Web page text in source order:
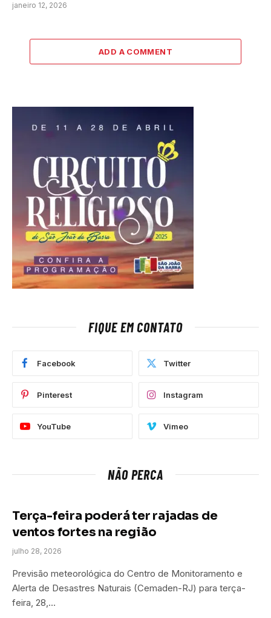
janeiro 12, 2026
ADD A COMMENT
FIQUE EM CONTATO
Facebook Twitter
Pinterest Instagram
YouTube Vimeo
NÃO PERCA
Terça-feira poderá ter rajadas de
ventos fortes na região
julho 28, 2026
Previsão meteorológica do Centro de Monitoramento e
Alerta de Desastres Naturais (Cemaden-RJ) para terça-
feira, 28,…